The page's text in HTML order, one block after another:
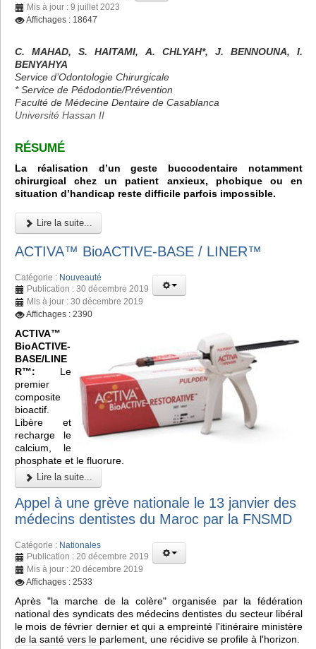
Mis à jour : 9 juillet 2023
Affichages : 18647
C. MAHAD, S. HAITAMI, A. CHLYAH*, J. BENNOUNA, I.
BENYAHYA
Service d’Odontologie Chirurgicale
* Service de Pédodontie/Prévention
Faculté de Médecine Dentaire de Casablanca
Université Hassan II
RÉSUMÉ
La réalisation d’un geste buccodentaire notamment
chirurgical chez un patient anxieux, phobique ou en
situation d’handicap reste difficile parfois impossible.
Lire la suite...
ACTIVA™ BioACTIVE-BASE / LINER™
Catégorie : Nouveauté
Publication : 30 décembre 2019
Mis à jour : 30 décembre 2019
Affichages : 2390
ACTIVA™
BioACTIVE-
BASE/LINE
R™: Le
premier
composite
bioactif.
Libère et
recharge le
calcium, le
phosphate et le fluorure.
Lire la suite...
Appel à une grève nationale le 13 janvier des
médecins dentistes du Maroc par la FNSMD
Catégorie : Nationales
Publication : 20 décembre 2019
Mis à jour : 20 décembre 2019
Affichages : 2533
Après "la marche de la colère" organisée par la fédération
national des syndicats des médecins dentistes du secteur libéral
le mois de février dernier et qui a empreinté l'itinéraire ministère
de la santé vers le parlement, une récidive se profile à l'horizon.